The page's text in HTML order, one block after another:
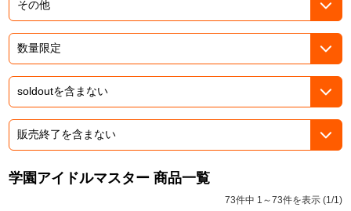
ドラゴンボール
ラブライブ！
ラブライブ！サンシャイン‼
学園アイドルマスター 商品一覧
73件中 1～73件を表示 (1/1)